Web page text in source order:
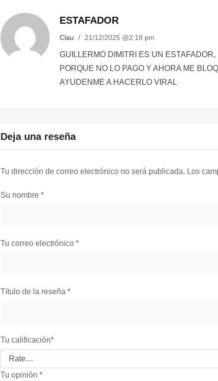
ESTAFADOR
Clau / 21/12/2025 @2:18 pm
GUILLERMO DIMITRI ES UN
PORQUE NO LO PAGO Y AHORA ME
AYUDENME A HACERLO VIRAL
Deja una reseña
Tu dirección de correo electrónico no será publicada. Los
Su nombre *
Tu correo electrónico *
Título de la reseña *
Tu calificación*
Tu opinión *